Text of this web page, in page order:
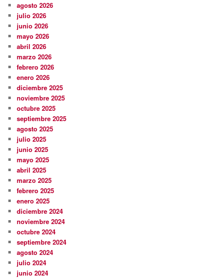
agosto 2026
julio 2026
junio 2026
mayo 2026
abril 2026
marzo 2026
febrero 2026
enero 2026
diciembre 2025
noviembre 2025
octubre 2025
septiembre 2025
agosto 2025
julio 2025
junio 2025
mayo 2025
abril 2025
marzo 2025
febrero 2025
enero 2025
diciembre 2024
noviembre 2024
octubre 2024
septiembre 2024
agosto 2024
julio 2024
junio 2024